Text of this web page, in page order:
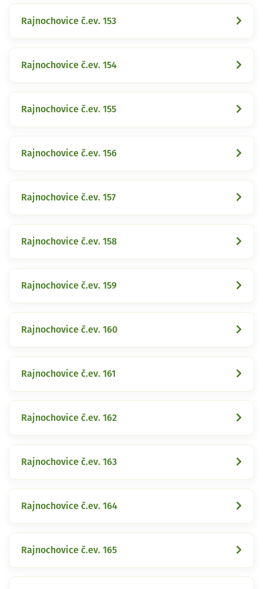
Rajnochovice č.ev. 153
Rajnochovice č.ev. 154
Rajnochovice č.ev. 155
Rajnochovice č.ev. 156
Rajnochovice č.ev. 157
Rajnochovice č.ev. 158
Rajnochovice č.ev. 159
Rajnochovice č.ev. 160
Rajnochovice č.ev. 161
Rajnochovice č.ev. 162
Rajnochovice č.ev. 163
Rajnochovice č.ev. 164
Rajnochovice č.ev. 165